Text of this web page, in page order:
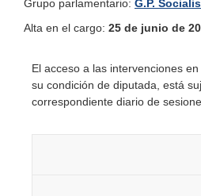
Grupo parlamentario: G.P.
Alta en el cargo: 25 de junio de
El acceso a las intervenciones
su condición de diputada, está
correspondiente diario de